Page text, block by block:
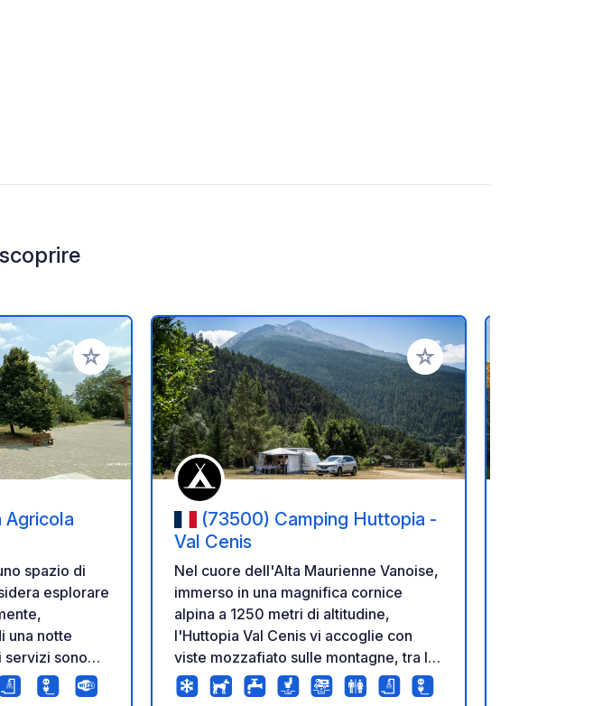
Aggiungi ai tuoi preferiti
Agricola
spazio di
esplorare
una notte
servizi sono
ospiti che
storia e
Aggiungi ai tuoi preferiti
(73500) Camping Huttopia -
Val Cenis
Nel cuore dell'Alta Maurienne Vanoise,
immerso in una magnifica cornice
alpina a 1250 metri di altitudine,
l'Huttopia Val Cenis vi accoglie con
viste mozzafiato sulle montagne, tra le
Alpi francesi e italiane. Situato
nell'incantevole borgo di Bramans, nel